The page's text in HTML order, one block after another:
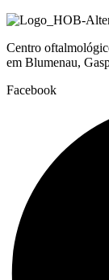
Centro
em Blumenau,
Facebook